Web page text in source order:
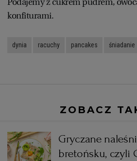
konfiturami.
dynia racuchy pancakes śniadanie
ZOBACZ
Gryczane
bretońsku, czyli